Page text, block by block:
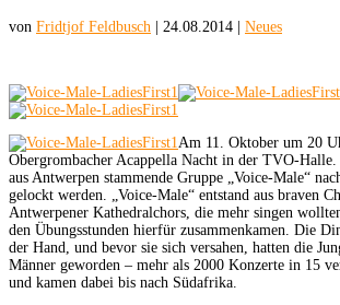
von Fridtjof Feldbusch 24.08.2014 Neues
Am 11. Oktober um 20
Obergrombacher Acappella Nacht in der TVO-Halle.
aus Antwerpen stammende Gruppe „Voice-Male“
gelockt werden. „Voice-Male“ entstand aus braven
Antwerpener Kathedralchors, die mehr singen
den Übungsstunden hierfür zusammenkamen. Die
der Hand, und bevor sie sich versahen, hatten die
Männer geworden – mehr als 2000 Konzerte in 15
und kamen dabei bis nach Südafrika.